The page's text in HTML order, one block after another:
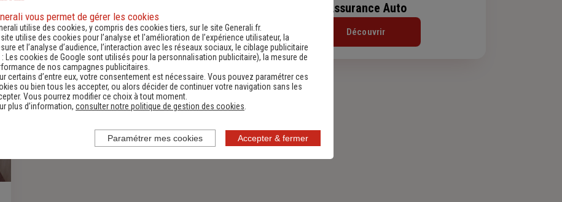
Découvrir
Assurance Auto
Découvrir
vous permet de gérer les cookies
utilise des cookies, y compris des cookies tiers, sur le site Generali.fr.
utilise des cookies pour l’analyse et l'amélioration de l’expérience utilisateur, la
et l’analyse d’audience, l’interaction avec les réseaux sociaux, le ciblage publicitaire
Les cookies de Google sont utilisés pour la personnalisation publicitaire), la mesure de
de nos campagnes publicitaires.
certains d’entre eux, votre consentement est nécessaire. Vous pouvez paramétrer ces
ou bien tous les accepter, ou alors décider de continuer votre navigation sans les
Vous pourrez modifier ce choix à tout moment.
plus d’information, consulter notre politique de gestion des cookies
Accepter & fermer
Paramétrer mes cookies